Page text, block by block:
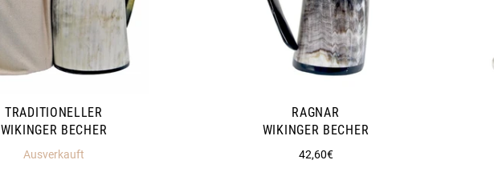
TRADITIONELLER
WIKINGER BECHER
Ausverkauft
RAGNAR
WIKINGER BECHER
Normaler
42,60€